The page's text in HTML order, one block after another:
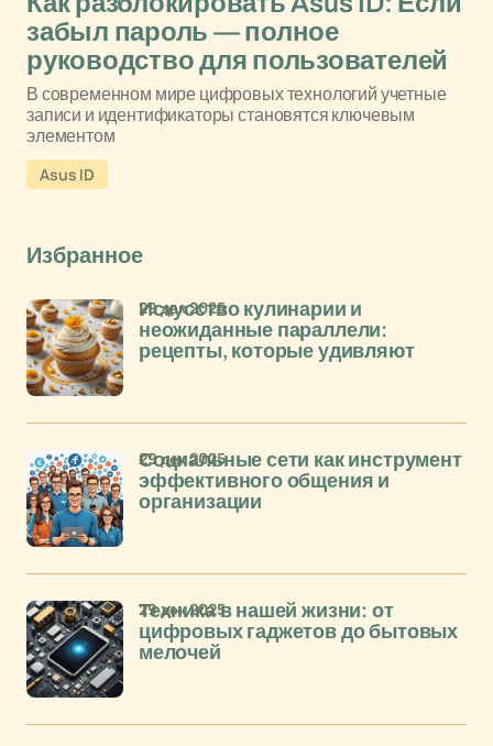
забыл пароль — полное
руководство для пользователей
В современном мире цифровых технологий учетные
записи и идентификаторы становятся ключевым
элементом
Asus ID
Избранное
Искусство кулинарии и
неожиданные параллели:
рецепты, которые удивляют
29 дек 2025
Социальные сети как инструмент
эффективного общения и
организации
29 дек 2025
Техника в нашей жизни: от
цифровых гаджетов до бытовых
мелочей
29 дек 2025